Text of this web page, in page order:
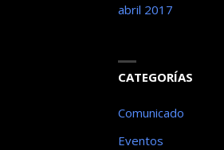
abril 2017
CATEGORÍAS
Comunicado
Eventos